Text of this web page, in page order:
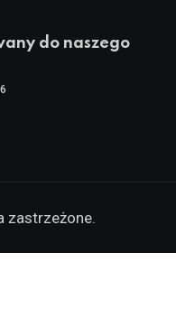
do naszego
zastrzeżone.